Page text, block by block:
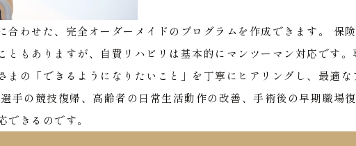
わせた、完全オーダーメイドのプログラムを作成できます。
保険
ともありますが、自費リハビリは基本的にマンツーマン対応です。
まの「できるようになりたいこと」を丁寧にヒアリングし、最適な
手の競技復帰、高齢者の日常生活動作の改善、手術後の早期職場復
きるのです。